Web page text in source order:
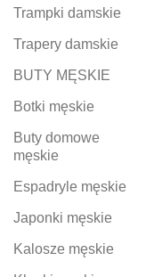
Trampki damskie
Trapery damskie
BUTY MĘSKIE
Botki męskie
Buty domowe
męskie
Espadryle męskie
Japonki męskie
Kalosze męskie